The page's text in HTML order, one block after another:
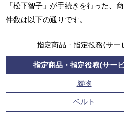
「松下智子」が手続きを行った、
件数は以下の通りです。
指定商品・指定役務(サー
指定商品・指定役務(サー
履物
ベルト